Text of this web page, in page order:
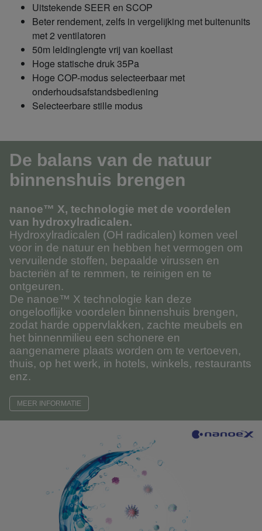
Uitstekende SEER en SCOP
Beter rendement, zelfs in vergelijking met buitenunits
met 2 ventilatoren
50m leidinglengte vrij van koellast
Hoge statische druk 35Pa
Hoge COP-modus selecteerbaar met
onderhoudsafstandsbediening
Selecteerbare stille modus
De balans van de natuur
binnenshuis brengen
nanoe™ X, technologie met de voordelen
van hydroxylradicalen.
Hydroxylradicalen (OH radicalen) komen veel
voor in de natuur en hebben het vermogen om
vervuilende stoffen, bepaalde virussen en
bacteriën af te remmen, te reinigen en te
ontgeuren.
De nanoe™ X technologie kan deze
ongelooflijke voordelen binnenshuis brengen,
zodat harde oppervlakken, zachte meubels en
het binnenmilieu een schonere en
aangenamere plaats worden om te vertoeven,
thuis, op het werk, in hotels, winkels, restaurants
enz.
MEER INFORMATIE